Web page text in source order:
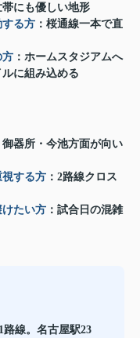
にも優しい地形
る方 ：桜通線一本で直
方 ：ホームスタジアムへ
に組み込める
御器所・今池方面が向い
する方 ：2路線クロス
たい方 ：試合日の混雑
。名古屋駅23